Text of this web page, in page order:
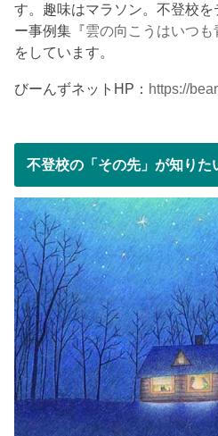
す。趣味はマラソン。不登校を
ー事例集『雲の向こうはいつも
をしています。
びーんずネットHP： https://
不登校の「その先」が知りた